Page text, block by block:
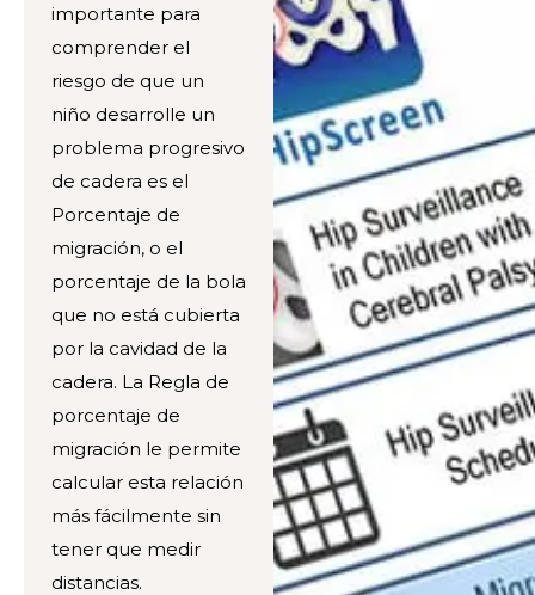
importante para
comprender el
riesgo de que un
niño desarrolle un
problema progresivo
de cadera es el
Porcentaje de
migración, o el
porcentaje de la bola
que no está cubierta
por la cavidad de la
cadera. La Regla de
porcentaje de
migración le permite
calcular esta relación
más fácilmente sin
tener que medir
distancias.